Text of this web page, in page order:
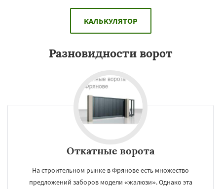
КАЛЬКУЛЯТОР
Разновидности ворот
Откатные ворота
На строительном рынке в Фрянове есть множество
предложений заборов модели «жалюзи». Однако эта